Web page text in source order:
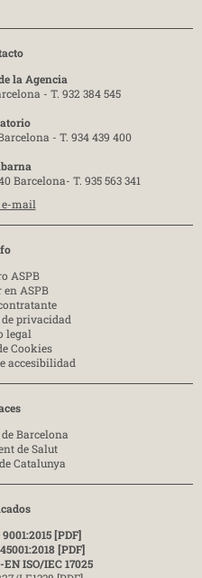
la Agencia
- T. 932 384 545
- T. 934 439 400
Barcelona- T. 935 563 341
mail
ASPB
ASPB
privacidad
legal
Cookies
accesibilidad
Barcelona
de Salut
Catalunya
[PDF]
[PDF]
ISO/IEC 17025